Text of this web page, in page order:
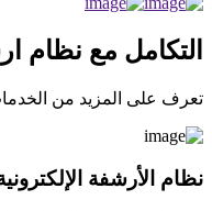
التكامل مع نظام
تعرف على المزيد من
نظام الأرشفة